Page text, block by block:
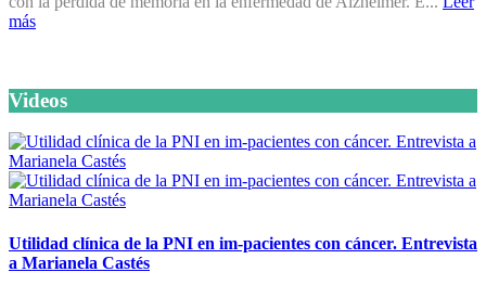
más
Videos
Utilidad clínica de la PNI en im-pacientes con cáncer. Entrevista
a Marianela Castés